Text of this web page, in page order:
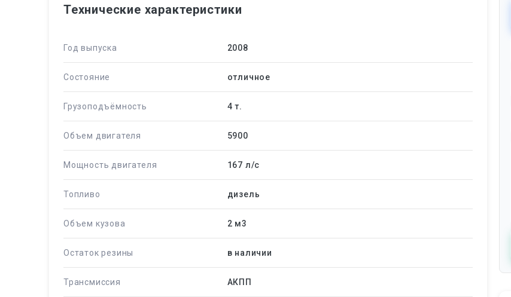
Технические характеристики
Год выпуска 2008
Состояние отличное
Грузоподъёмность 4 т.
Объем двигателя 5900
Мощность двигателя 167 л/c
Топливо дизель
Объем кузова 2 м3
Остаток резины в наличии
Трансмиссия АКПП